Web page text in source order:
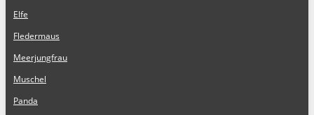
Elfe
Fledermaus
Meerjungfrau
Muschel
Panda